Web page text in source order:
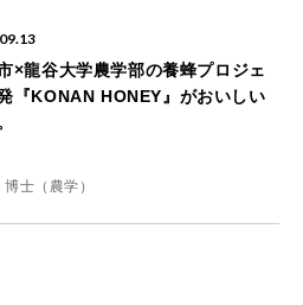
×龍谷大学農学部の養蜂プロジェ
『KONAN HONEY』がおいしい
士（農学）